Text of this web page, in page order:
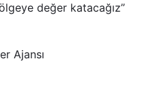
değer katacağız”
Ajansı